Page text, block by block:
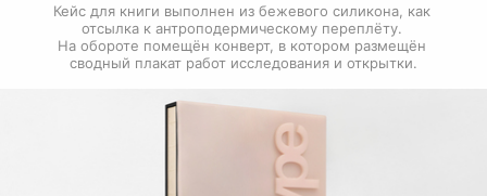
Кейс для книги выполнен из бежевого силикона, как
отсылка к антроподермическому переплёту.
На обороте помещён конверт, в котором размещён
сводный плакат работ исследования и открытки.